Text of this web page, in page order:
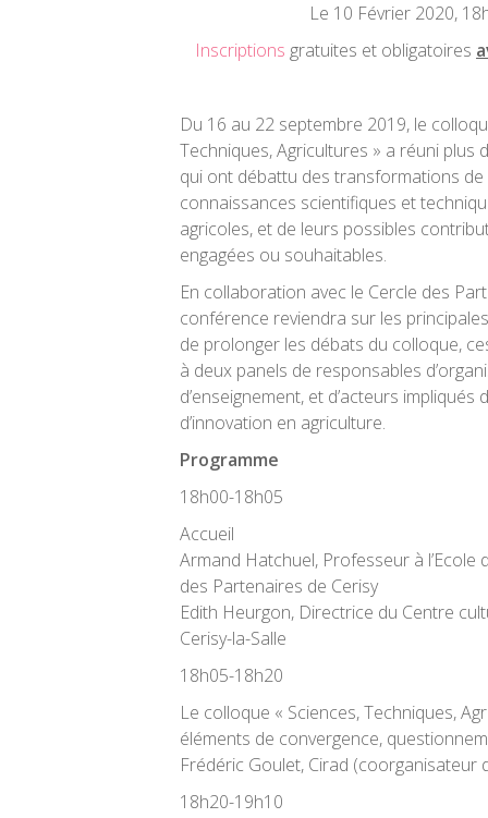
Le 10 Février 2020,
Inscriptions gratuites et obligatoires
Du 16 au 22 septembre 2019, le
Techniques, Agricultures » a réuni plus
qui ont débattu des transformations
connaissances scientifiques et
agricoles, et de leurs possibles
engagées ou souhaitables.
En collaboration avec le Cercle des
conférence reviendra sur les
de prolonger les débats du colloque,
à deux panels de responsables
d’enseignement, et d’acteurs impliqués
d’innovation en agriculture.
Programme
18h00-18h05
Accueil
Armand Hatchuel, Professeur à l’Ecole
des Partenaires de Cerisy
Edith Heurgon, Directrice du Centre
Cerisy-la-Salle
18h05-18h20
Le colloque « Sciences, Techniques,
éléments de convergence,
Frédéric Goulet, Cirad (coorganisateur
18h20-19h10